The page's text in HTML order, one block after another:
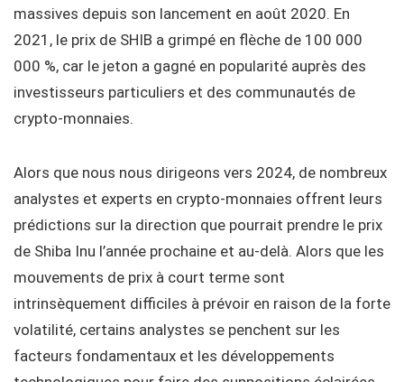
massives depuis son lancement en août 2020. En
2021, le prix de SHIB a grimpé en flèche de 100 000
000 %, car le jeton a gagné en popularité auprès des
investisseurs particuliers et des communautés de
crypto-monnaies.
Alors que nous nous dirigeons vers 2024, de nombreux
analystes et experts en crypto-monnaies offrent leurs
prédictions sur la direction que pourrait prendre le prix
de Shiba Inu l’année prochaine et au-delà. Alors que les
mouvements de prix à court terme sont
intrinsèquement difficiles à prévoir en raison de la forte
volatilité, certains analystes se penchent sur les
facteurs fondamentaux et les développements